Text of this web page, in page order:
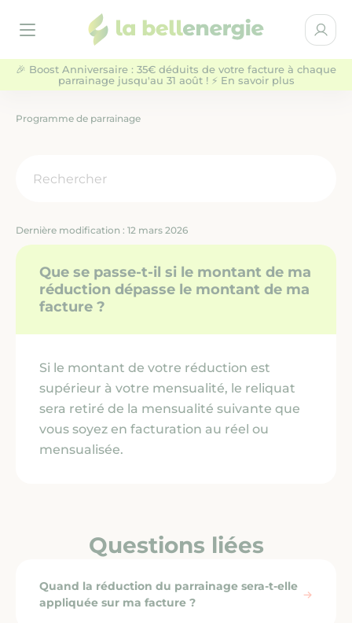
Ouvrir le menu
la bellenergie
BLOG
Nous contacter
🎉 Boost Anniversaire : 35€ déduits de votre facture à chaque
parrainage jusqu'au 31 août ! ⚡ En savoir plus
Programme de parrainage
Dernière modification : 12 mars 2026
Que se passe-t-il si le montant de ma
réduction dépasse le montant de ma
facture ?
Si le montant de votre réduction est
supérieur à votre mensualité, le reliquat
sera retiré de la mensualité suivante que
vous soyez en facturation au réel ou
mensualisée.
Questions liées
Quand la réduction du parrainage sera-t-elle
appliquée sur ma facture ?